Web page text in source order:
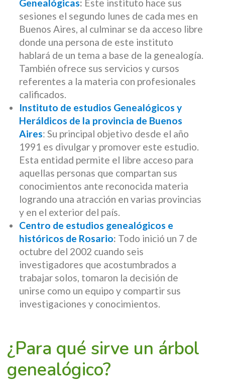
Genealógicas: Este instituto hace sus
sesiones el segundo lunes de cada mes en
Buenos Aires, al culminar se da acceso libre
donde una persona de este instituto
hablará de un tema a base de la genealogía.
También ofrece sus servicios y cursos
referentes a la materia con profesionales
calificados.
Instituto de estudios Genealógicos y
Heráldicos de la provincia de Buenos
Aires: Su principal objetivo desde el año
1991 es divulgar y promover este estudio.
Esta entidad permite el libre acceso para
aquellas personas que compartan sus
conocimientos ante reconocida materia
logrando una atracción en varias provincias
y en el exterior del país.
Centro de estudios genealógicos e
históricos de Rosario: Todo inició un 7 de
octubre del 2002 cuando seis
investigadores que acostumbrados a
trabajar solos, tomaron la decisión de
unirse como un equipo y compartir sus
investigaciones y conocimientos.
¿Para qué sirve un árbol
genealógico?